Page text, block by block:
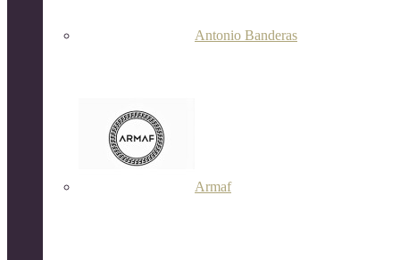
Antonio Banderas
Armaf